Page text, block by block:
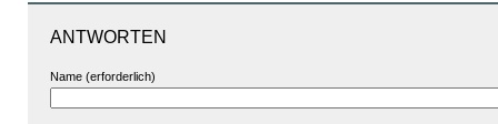
ANTWORTEN
Name (erforderlich)